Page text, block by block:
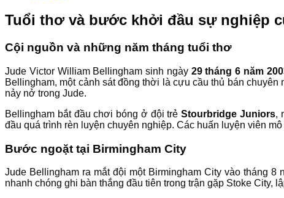
Tuổi thơ và bước khởi đầu sự nghiệp
Cội nguồn và những năm tháng tuổi thơ
Jude Victor William Bellingham sinh ngày 29 tháng 6 năm
Bellingham, một cảnh sát đồng thời là cựu cầu thủ bán
nảy nở trong Jude.
Bellingham bắt đầu chơi bóng ở đội trẻStourbridge Juniors,
đầu quá trình rèn luyện chuyên nghiệp. Các huấn luyện viên
Bước ngoặt tại Birmingham City
Jude Bellingham ra mắt đội một Birmingham City vào tháng 8
nhanh chóng ghi bàn thắng đầu tiên trong trận gặp Stoke City,